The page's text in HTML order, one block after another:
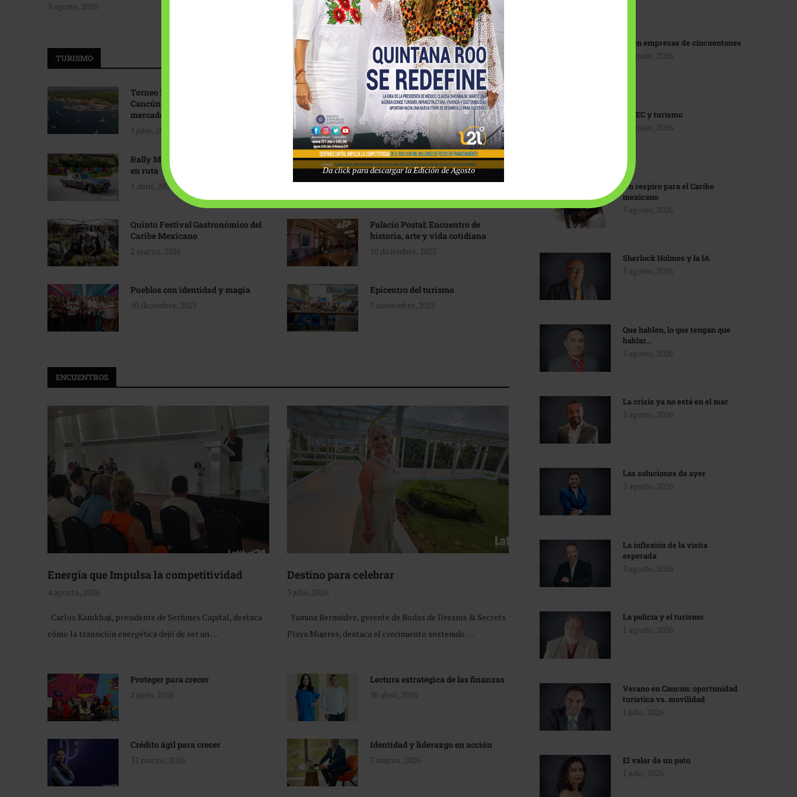
3 agosto, 2026
Tecnológico de Monterrey
3 agosto, 2026
TURISMO
Torneo Internacional de Pesca
Cancún: Navegando hacia nuevos
mercados
1 julio, 2026
Promoción turística con visión
1 abril, 2026
Rally Maya: Herencia automotriz
en ruta
1 abril, 2026
Industria global en
reconfiguración
31 marzo, 2026
Quinto Festival Gastronómico del
Caribe Mexicano
2 marzo, 2026
Palacio Postal: Encuentro de
historia, arte y vida cotidiana
10 diciembre, 2025
Pueblos con identidad y magia
10 diciembre, 2025
Epicentro del turismo
7 noviembre, 2025
ENCUENTROS
Energía que Impulsa la competitividad
4 agosto, 2026
Carlos Kamkhaji, presidente de Serfimex Capital, destaca
cómo la transición energética dejó de ser un …
Destino para celebrar
3 julio, 2026
Yamina Bermúdez, gerente de Bodas de Dreams & Secrets
Playa Mujeres, destaca el crecimiento sostenido …
Proteger para crecer
2 junio, 2026
Lectura estratégica de las finanzas
30 abril, 2026
Crédito ágil para crecer
31 marzo, 2026
Identidad y liderazgo en acción
7 marzo, 2026
IA en empresas de cincuentones
3 agosto, 2026
TMEC y turismo
3 agosto, 2026
Un respiro para el Caribe
mexicano
3 agosto, 2026
Sherlock Holmes y la IA
3 agosto, 2026
Que hablen, lo que tengan que
hablar…
3 agosto, 2026
La crisis ya no está en el mar
3 agosto, 2026
Las soluciones de ayer
3 agosto, 2026
La inflexión de la visita
esperada
3 agosto, 2026
La policía y el turismo
1 agosto, 2026
Verano en Cancún: oportunidad
turística vs. movilidad
1 julio, 2026
El valor de un pato
1 julio, 2026
Da click para descargar la Edición de Agosto